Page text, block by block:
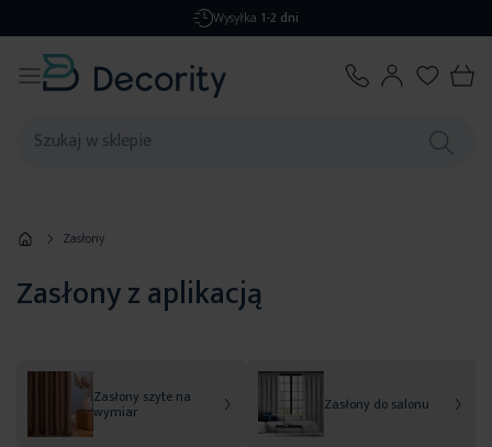
Darmowa dostawaod 299,99 zł
Zasłony
Zasłony z aplikacją
Zasłony szyte na
wymiar Zasłony do salonu